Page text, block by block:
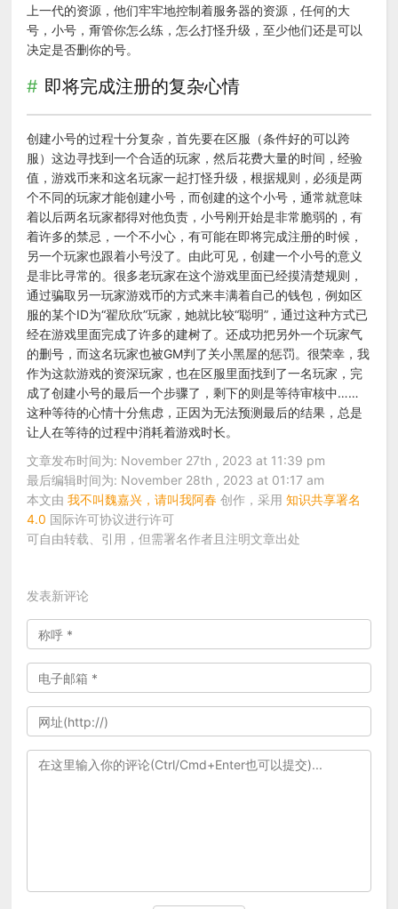
上一代的资源，他们牢牢地控制着服务器的资源，任何的大
号，小号，甭管你怎么练，怎么打怪升级，至少他们还是可以
决定是否删你的号。
即将完成注册的复杂心情
创建小号的过程十分复杂，首先要在区服（条件好的可以跨
服）这边寻找到一个合适的玩家，然后花费大量的时间，经验
值，游戏币来和这名玩家一起打怪升级，根据规则，必须是两
个不同的玩家才能创建小号，而创建的这个小号，通常就意味
着以后两名玩家都得对他负责，小号刚开始是非常脆弱的，有
着许多的禁忌，一个不小心，有可能在即将完成注册的时候，
另一个玩家也跟着小号没了。由此可见，创建一个小号的意义
是非比寻常的。很多老玩家在这个游戏里面已经摸清楚规则，
通过骗取另一玩家游戏币的方式来丰满着自己的钱包，例如区
服的某个ID为“翟欣欣”玩家，她就比较“聪明”，通过这种方式已
经在游戏里面完成了许多的建树了。还成功把另外一个玩家气
的删号，而这名玩家也被GM判了关小黑屋的惩罚。很荣幸，我
作为这款游戏的资深玩家，也在区服里面找到了一名玩家，完
成了创建小号的最后一个步骤了，剩下的则是等待审核中……
这种等待的心情十分焦虑，正因为无法预测最后的结果，总是
让人在等待的过程中消耗着游戏时长。
文章发布时间为: November 27th , 2023 at 11:39 pm
最后编辑时间为: November 28th , 2023 at 01:17 am
本文由我不叫魏嘉兴，请叫我阿春 创作，采用知识共享署名
4.0 国际许可协议进行许可
可自由转载、引用，但需署名作者且注明文章出处
发表新评论